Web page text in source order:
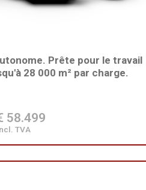
Prête pour le travail
28 000 m² par charge.
58.499
TVA